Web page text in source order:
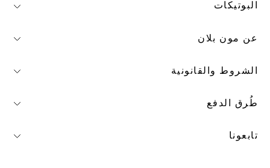
طُرق الدفع
تابعونا
البوتيكات
عن مون بلان
الشروط والقانونية